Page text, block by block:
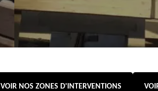
VOIR NOS ZONES D'INTERVENTIONS